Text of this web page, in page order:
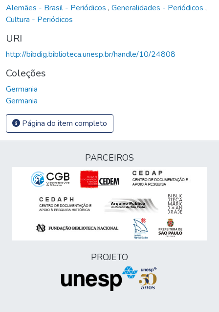
Alemães - Brasil - Periódicos , Generalidades - Periódicos ,
Cultura - Periódicos
URI
http://bibdig.biblioteca.unesp.br/handle/10/24808
Coleções
Germania
Germania
Página do item completo
PARCEIROS
PROJETO